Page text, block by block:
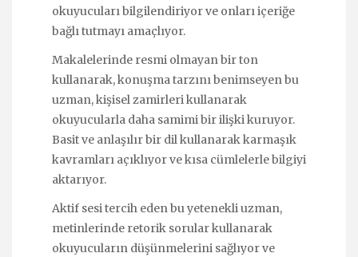
okuyucuları bilgilendiriyor ve onları içeriğe
bağlı tutmayı amaçlıyor.
Makalelerinde resmi olmayan bir ton
kullanarak, konuşma tarzını benimseyen bu
uzman, kişisel zamirleri kullanarak
okuyucularla daha samimi bir ilişki kuruyor.
Basit ve anlaşılır bir dil kullanarak karmaşık
kavramları açıklıyor ve kısa cümlelerle bilgiyi
aktarıyor.
Aktif sesi tercih eden bu yetenekli uzman,
metinlerinde retorik sorular kullanarak
okuyucuların düşünmelerini sağlıyor ve